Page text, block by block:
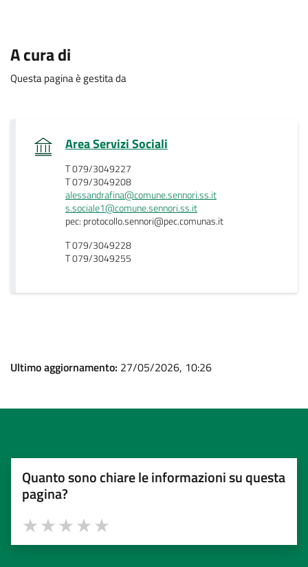
A cura di
Questa pagina è gestita da
Area Servizi Sociali
T 079/3049227
T 079/3049208
alessandrafina@comune.sennori.ss.it
s.sociale1@comune.sennori.ss.it
pec: protocollo.sennori@pec.comunas.it
T 079/3049228
T 079/3049255
Ultimo aggiornamento: 27/05/2026, 10:26
Quanto sono chiare le informazioni su questa
pagina?
Valuta 5 stelle su 5
Valuta 4 stelle su 5
Valuta 3 stelle su 5
Valuta 2 stelle su 5
Valuta 1 stelle su 5